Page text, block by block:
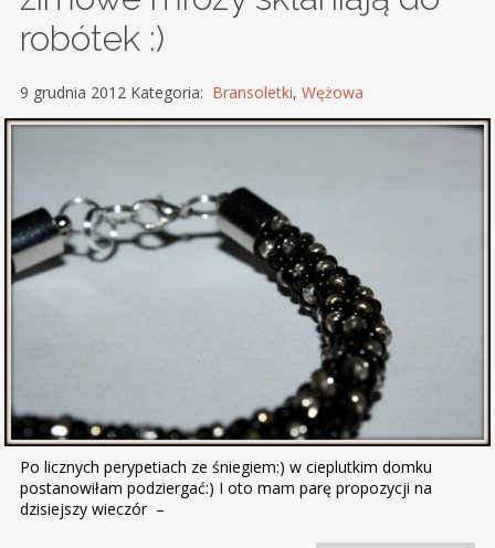
robótek :)
9 grudnia 2012 Kategoria: Bransoletki, Wężowa
Po licznych perypetiach ze śniegiem:) w cieplutkim domku
postanowiłam podziergać:) I oto mam parę propozycji na
dzisiejszy wieczór –